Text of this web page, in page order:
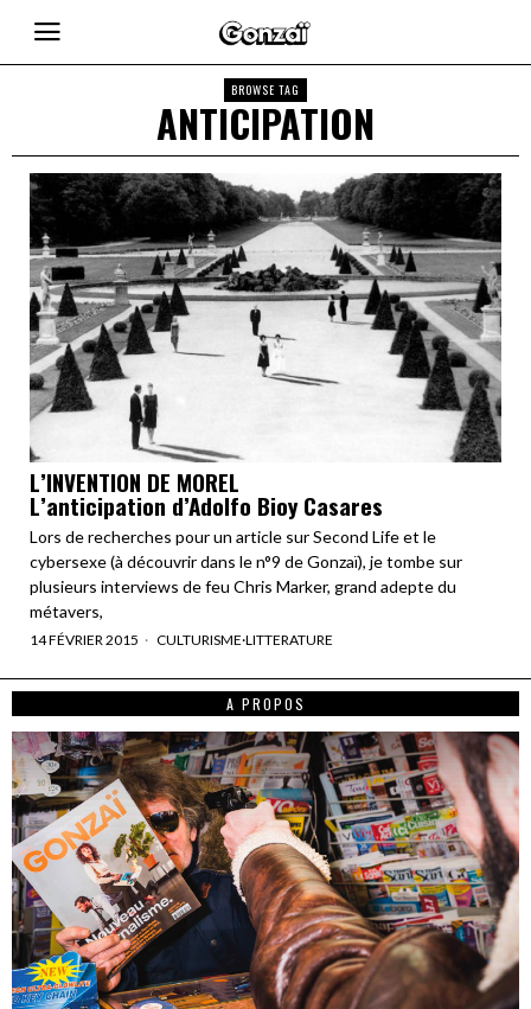
BROWSE TAG
ANTICIPATION
L’INVENTION DE MOREL
L’anticipation d’Adolfo Bioy Casares
Lors de recherches pour un article sur Second Life et le
cybersexe (à découvrir dans le n°9 de Gonzaï), je tombe sur
plusieurs interviews de feu Chris Marker, grand adepte du
métavers,
14 FÉVRIER 2015 CULTURISME·LITTERATURE
A PROPOS